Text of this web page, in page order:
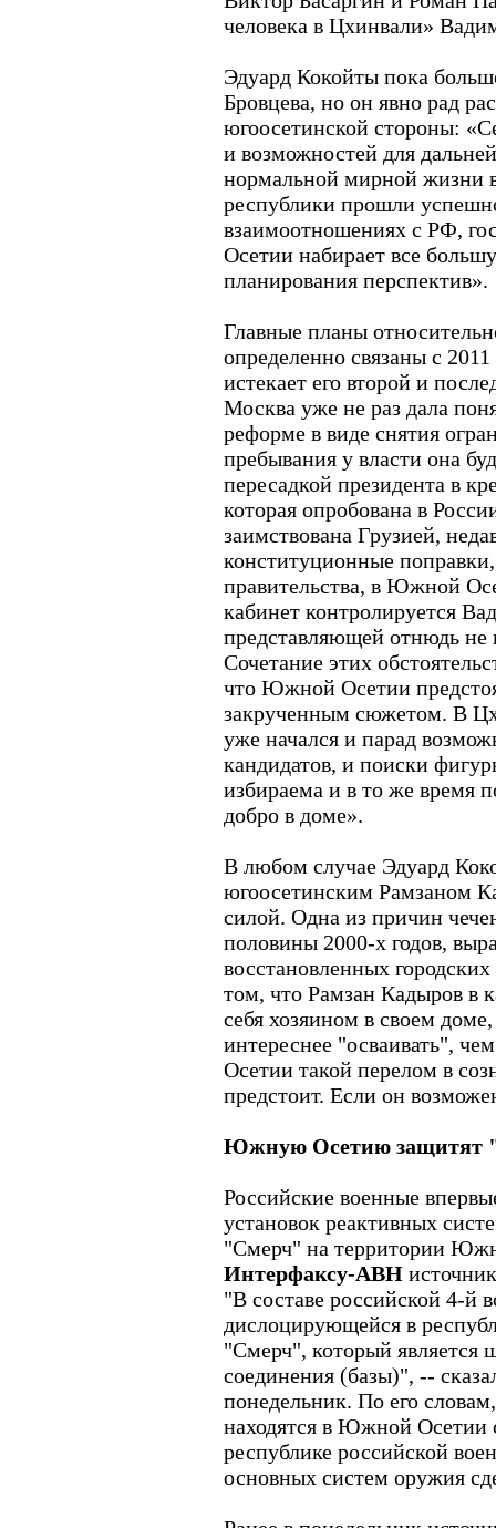
человека в Цхинвали»
Эдуард Кокойты пока
Бровцева, но он явно рад
югоосетинской стороны:
и возможностей для
нормальной мирной жизни
республики прошли
взаимоотношениях с РФ,
Осетии набирает все
планирования перспектив».
Главные планы
определенно связаны с
истекает его второй и
Москва уже не раз дала
реформе в виде снятия
пребывания у власти она
пересадкой президента в
которая опробована в
заимствована Грузией,
конституционные
правительства, в Южной
кабинет контролируется
представляющей отнюдь не
Сочетание этих
что Южной Осетии
закрученным сюжетом. В
уже начался и парад
кандидатов, и поиски
избираема и в то же время
добро в доме».
В любом случае Эдуард
югоосетинским Рамзаном
силой. Одна из причин
половины 2000-х годов,
восстановленных
том, что Рамзан Кадыров в
себя хозяином в своем
интереснее "осваивать",
Осетии такой перелом в
предстоит. Если он
Южную Осетию защитят
Российские военные
установок реактивных
"Смерч" на территории
Интерфаксу-АВН
"В составе российской 4-й
дислоцирующейся в
"Смерч", который является
соединения (базы)", --
понедельник. По его
находятся в Южной Осетии
республике российской
основных систем оружия